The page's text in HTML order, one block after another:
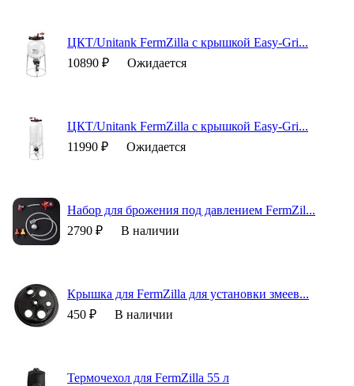
ЦКТ/Unitank FermZilla с крышкой Easy-Gri...
10890 ₽
Ожидается
ЦКТ/Unitank FermZilla с крышкой Easy-Gri...
11990 ₽
Ожидается
Набор для брожения под давлением FermZil...
2790 ₽
В наличии
Крышка для FermZilla для установки змеев...
450 ₽
В наличии
Термочехол для FermZilla 55 л